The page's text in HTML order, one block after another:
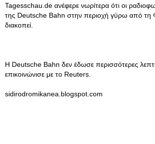
Tagesschau.de ανέφερε νωρίτερα ότι οι
της Deutsche Bahn στην περιοχή γύρω από τη
διακοπεί.
Η Deutsche Bahn δεν έδωσε περισσότερες
επικοινώνισε με το Reuters.
sidirodromikanea.blogspot.com